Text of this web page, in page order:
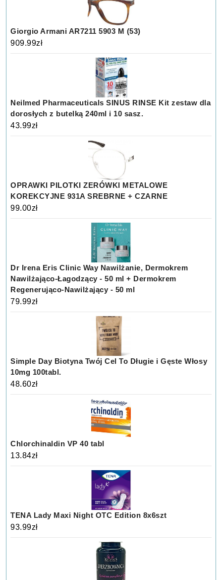
Giorgio Armani AR7211 5903 M (53)
909.99zł
Neilmed Pharmaceuticals SINUS RINSE Kit zestaw dla
dorosłych z butelką 240ml i 10 sasz.
43.99zł
OPRAWKI PILOTKI ZERÓWKI METALOWE
KOREKCYJNE 931A SREBRNE + CZARNE
99.00zł
Dr Irena Eris Clinic Way Nawilżanie, Dermokrem
Nawilżająco-Łagodzący - 50 ml + Dermokrem
Regenerująco-Nawilżający - 50 ml
79.99zł
Simple Day Biotyna Twój Cel To Długie i Gęste Włosy
10mg 100tabl.
48.60zł
Chlorchinaldin VP 40 tabl
13.84zł
TENA Lady Maxi Night OTC Edition 8x6szt
93.99zł